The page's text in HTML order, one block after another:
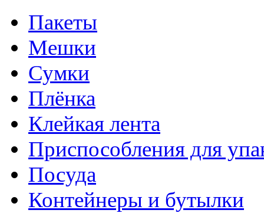
Пакеты
Мешки
Сумки
Плёнка
Клейкая лента
Приспособления для
Посуда
Контейнеры и бутылки